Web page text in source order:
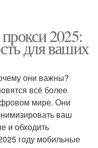
2025:
для ваших
они важны?
всё более
мире. Они
ваш
и обходить
году мобильные